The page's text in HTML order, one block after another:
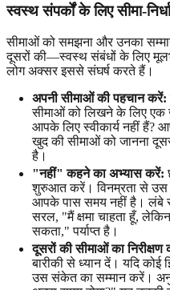
स्वस्थ संपर्कों के लिए सीमा-
सीमाओं को समझना और उनका
दूसरों की—स्वस्थ संबंधों के लिए
लोग अक्सर इससे संघर्ष करते हैं।
अपनी सीमाओं की पहचान करें:
सीमाओं को लिखने के लिए एक
आपके लिए स्वीकार्य नहीं हैं?
खुद की सीमाओं को जानना
है।
"नहीं" कहने का अभ्यास करें:
शुरुआत करें। विनम्रता से उस
आपके पास समय नहीं है। लंबे
सरल, "मैं क्षमा चाहता हूँ,
सकता," पर्याप्त है।
दूसरों की सीमाओं का निरीक्षण
बारीकी से ध्यान दें। यदि
उस संकेत का सम्मान करें।